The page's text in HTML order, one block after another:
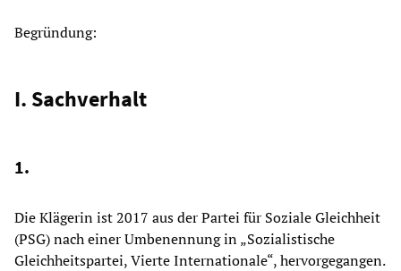
Begründung:
I. Sachverhalt
1.
Die Klägerin ist 2017 aus der Partei für Soziale Gleichheit
(PSG) nach einer Umbenennung in „Sozialistische
Gleichheitspartei, Vierte Internationale“, hervorgegangen.